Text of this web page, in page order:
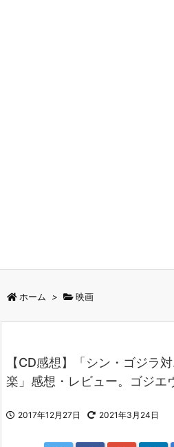
ホーム > 映画
【CD感想】「シン・ゴジラ
楽」感想・レビュー。ゴジエ
2017年12月27日 2021年3月24日